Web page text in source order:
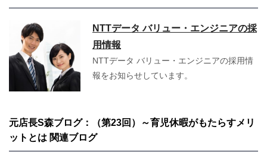
NTTデータ バリュー・エンジニアの採
用情報
NTTデータ バリュー・エンジニアの採用情
報をお知らせしています。
元店長S森ブログ：（第23回）～育児休暇がもたらすメリ
ットとは 関連ブログ